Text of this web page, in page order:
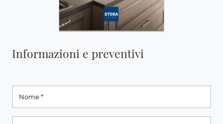
Informazioni e preventivi